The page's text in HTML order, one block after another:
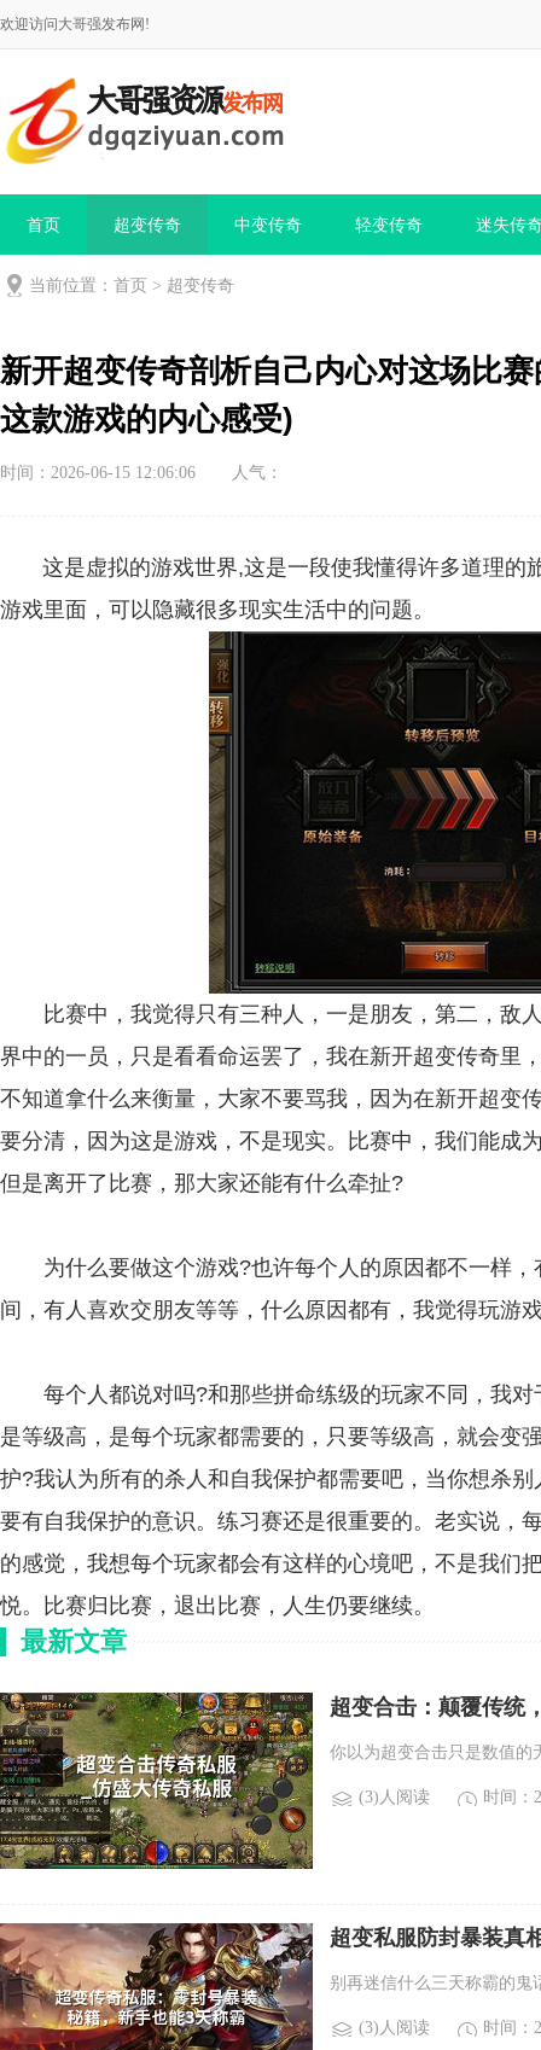
欢迎访问大哥强发布网!
首页 超变传奇 中变传奇 轻变传奇 迷失传
当前位置： 首页 > 超变传奇
新开超变传奇剖析自己内心对这场比
这款游戏的内心感受)
时间：2026-06-15 12:06:06 人气：
这是虚拟的游戏世界,这是一段使我懂得许多道理的
游戏里面，可以隐藏很多现实生活中的问题。
比赛中，我觉得只有三种人，一是朋友，第二，敌
界中的一员，只是看看命运罢了，我在新开超变传奇里
不知道拿什么来衡量，大家不要骂我，因为在新开超变
要分清，因为这是游戏，不是现实。比赛中，我们能成
但是离开了比赛，那大家还能有什么牵扯?
为什么要做这个游戏?也许每个人的原因都不一样，
间，有人喜欢交朋友等等，什么原因都有，我觉得玩游
每个人都说对吗?和那些拼命练级的玩家不同，我对
是等级高，是每个玩家都需要的，只要等级高，就会变
护?我认为所有的杀人和自我保护都需要吧，当你想杀
要有自我保护的意识。练习赛还是很重要的。老实说，
的感觉，我想每个玩家都会有这样的心境吧，不是我们
悦。比赛归比赛，退出比赛，人生仍要继续。
最新文章
超变合击：颠覆传统
你以为超变合击只是数值的
(3)人阅读 时间：
超变私服防封暴装真
别再迷信什么三天称霸的
(3)人阅读 时间：